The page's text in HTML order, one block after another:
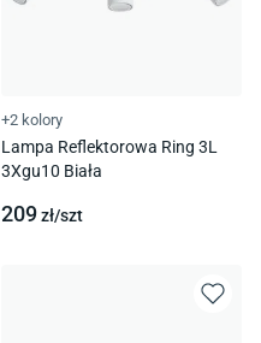
+2 kolory
Lampa Reflektorowa Ring 3L
3Xgu10 Biała
209zł/szt